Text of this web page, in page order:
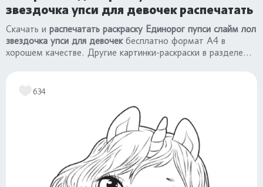
звездочка упси для девочек распечатать
Скачать и распечатать раскраску Единорог пупси слайм лол
звездочка упси для девочекбесплатно формат А4 в
хорошем качестве. Другие картинки-раскраски в разделе
634